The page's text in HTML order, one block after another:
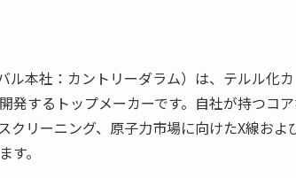
ル本社：カントリーダラム）は、テルル化
発するトップメーカーです。自社が持つコ
リーニング、原子力市場に向けたX線およ
。